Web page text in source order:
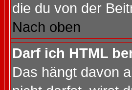
die du von der
Nach oben
Darf ich HTML
Das hängt davon